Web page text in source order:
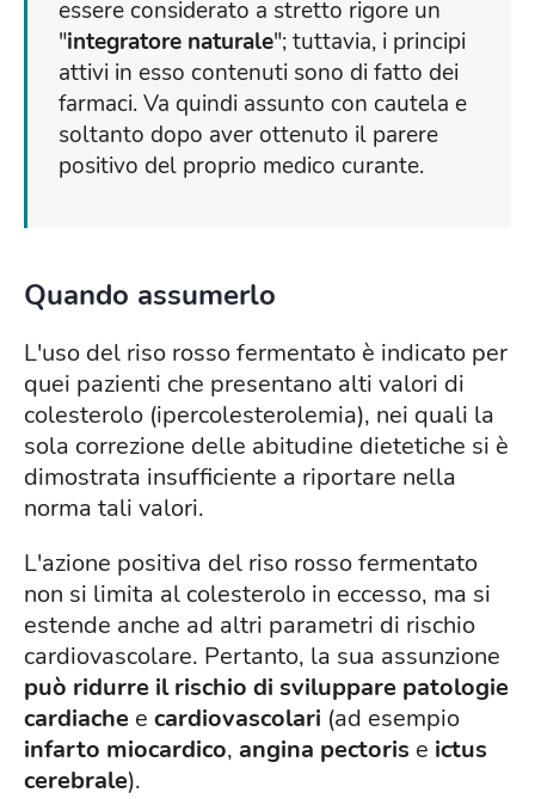
essere considerato a stretto rigore un
"integratore naturale"; tuttavia, i principi
attivi in esso contenuti sono di fatto dei
farmaci. Va quindi assunto con cautela e
soltanto dopo aver ottenuto il parere
positivo del proprio medico curante.
Quando assumerlo
L'uso del riso rosso fermentato è indicato per
quei pazienti che presentano alti valori di
colesterolo (ipercolesterolemia), nei quali la
sola correzione delle abitudine dietetiche si è
dimostrata insufficiente a riportare nella
norma tali valori.
L'azione positiva del riso rosso fermentato
non si limita al colesterolo in eccesso, ma si
estende anche ad altri parametri di rischio
cardiovascolare. Pertanto, la sua assunzione
può ridurre il rischio di sviluppare patologie
cardiache e cardiovascolari (ad esempio
infarto miocardico, angina pectoris e ictus
cerebrale).